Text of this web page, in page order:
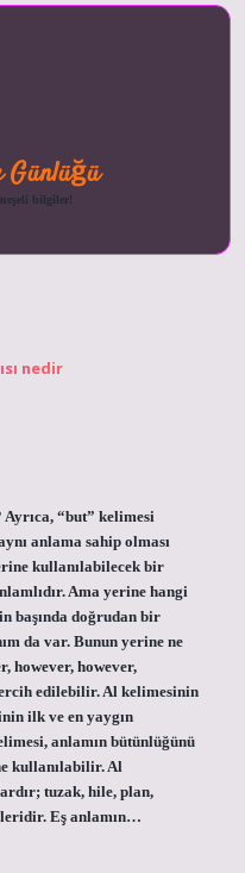
Günlüğü
bilgiler!
nedir
“but” kelimesi
anlama sahip olması
kullanılabilecek bir
Ama yerine hangi
başında doğrudan bir
da var. Bunun yerine ne
however, however,
edilebilir. Al kelimesinin
ilk ve en yaygın
anlamın bütünlüğünü
kullanılabilir. Al
tuzak, hile, plan,
Eş anlamın…